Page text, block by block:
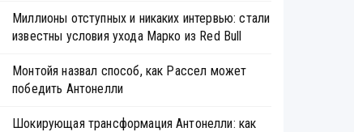
Миллионы отступных и никаких интервью: стали
известны условия ухода Марко из Red Bull
Монтойя назвал способ, как Рассел может
победить Антонелли
Шокирующая трансформация Антонелли: как